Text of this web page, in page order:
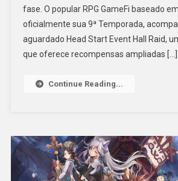
fase. O popular RPG GameFi baseado
oficialmente sua 9ª Temporada,
aguardado Head Start Event Hall Raid,
que oferece recompensas ampliadas […]
Continue Reading...